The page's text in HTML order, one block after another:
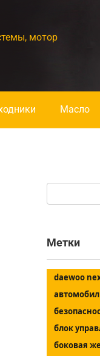
мотор
Масло
Метки
daewoo
блок
боковая